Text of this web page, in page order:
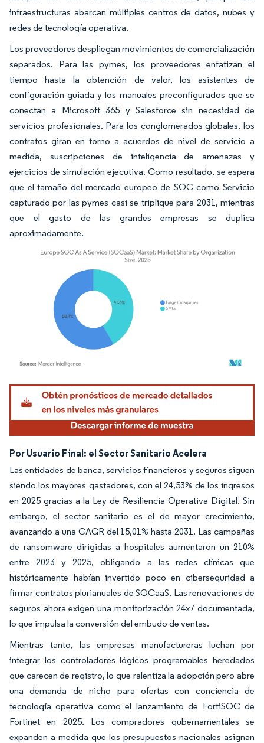
infraestructuras abarcan múltiples centros de datos, nubes y
redes de tecnología operativa.
Los proveedores despliegan movimientos de comercialización
separados. Para las pymes, los proveedores enfatizan el
tiempo hasta la obtención de valor, los asistentes de
configuración guiada y los manuales preconfigurados que se
conectan a Microsoft 365 y Salesforce sin necesidad de
servicios profesionales. Para los conglomerados globales, los
contratos giran en torno a acuerdos de nivel de servicio a
medida, suscripciones de inteligencia de amenazas y
ejercicios de simulación ejecutiva. Como resultado, se espera
que el tamaño del mercado europeo de SOC como Servicio
capturado por las pymes casi se triplique para 2031, mientras
que el gasto de las grandes empresas se duplica
aproximadamente.
Imagen © Mordor Intelligence. El uso requiere atribución según CC BY 4.0.
Por Usuario Final: el Sector Sanitario Acelera
Las entidades de banca, servicios financieros y seguros siguen
siendo los mayores gastadores, con el 24,53% de los ingresos
en 2025 gracias a la Ley de Resiliencia Operativa Digital. Sin
embargo, el sector sanitario es el de mayor crecimiento,
avanzando a una CAGR del 15,01% hasta 2031. Las campañas
de ransomware dirigidas a hospitales aumentaron un 210%
entre 2023 y 2025, obligando a las redes clínicas que
históricamente habían invertido poco en ciberseguridad a
firmar contratos plurianuales de SOCaaS. Las renovaciones de
seguros ahora exigen una monitorización 24x7 documentada,
lo que impulsa la conversión del embudo de ventas.
Mientras tanto, las empresas manufactureras luchan por
integrar los controladores lógicos programables heredados
que carecen de registro, lo que ralentiza la adopción pero abre
una demanda de nicho para ofertas con conciencia de
tecnología operativa como el lanzamiento de FortiSOC de
Fortinet en 2025. Los compradores gubernamentales se
expanden a medida que los presupuestos nacionales asignan